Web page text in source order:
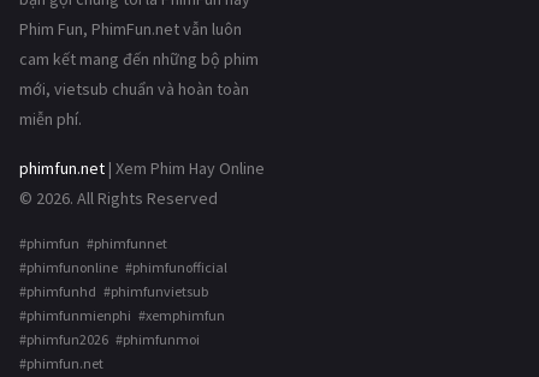
Phim Fun, PhimFun.net vẫn luôn
cam kết mang đến những bộ phim
mới, vietsub chuẩn và hoàn toàn
miễn phí.
phimfun.net | Xem Phim Hay Online
© 2026. All Rights Reserved
#phimfun #phimfunnet
#phimfunonline #phimfunofficial
#phimfunhd #phimfunvietsub
#phimfunmienphi #xemphimfun
#phimfun2026 #phimfunmoi
#phimfun.net